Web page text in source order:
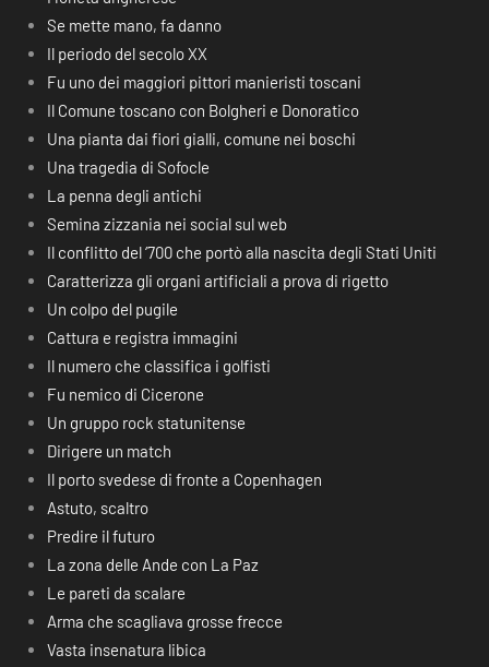
Se mette mano, fa danno
Il periodo del secolo XX
Fu uno dei maggiori pittori manieristi toscani
Il Comune toscano con Bolgheri e Donoratico
Una pianta dai fiori gialli, comune nei boschi
Una tragedia di Sofocle
La penna degli antichi
Semina zizzania nei social sul web
Il conflitto del ‘700 che portò alla nascita degli Stati Uniti
Caratterizza gli organi artificiali a prova di rigetto
Un colpo del pugile
Cattura e registra immagini
Il numero che classifica i golfisti
Fu nemico di Cicerone
Un gruppo rock statunitense
Dirigere un match
Il porto svedese di fronte a Copenhagen
Astuto, scaltro
Predire il futuro
La zona delle Ande con La Paz
Le pareti da scalare
Arma che scagliava grosse frecce
Vasta insenatura libica